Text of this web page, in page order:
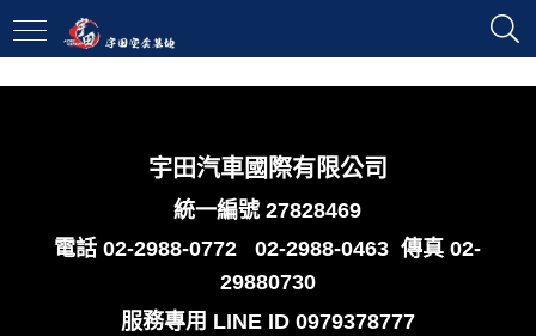
宇田汽車國際有限公司
統一編號 27828469
電話02-2988-0772 02-2988-0463 傳真 02-
29880730
服務專用 LINE ID 0979378777